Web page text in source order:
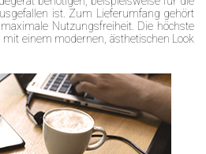
ist. Zum Lieferumfang gehört
Nutzungsfreiheit. Die höchste
einem modernen, ästhetischen Look